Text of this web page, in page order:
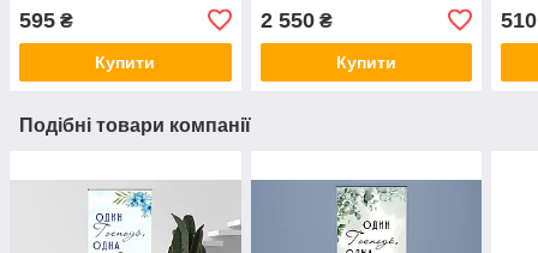
595 ₴
Купити
2 550₴
Купити
510
Подібні товари компанії